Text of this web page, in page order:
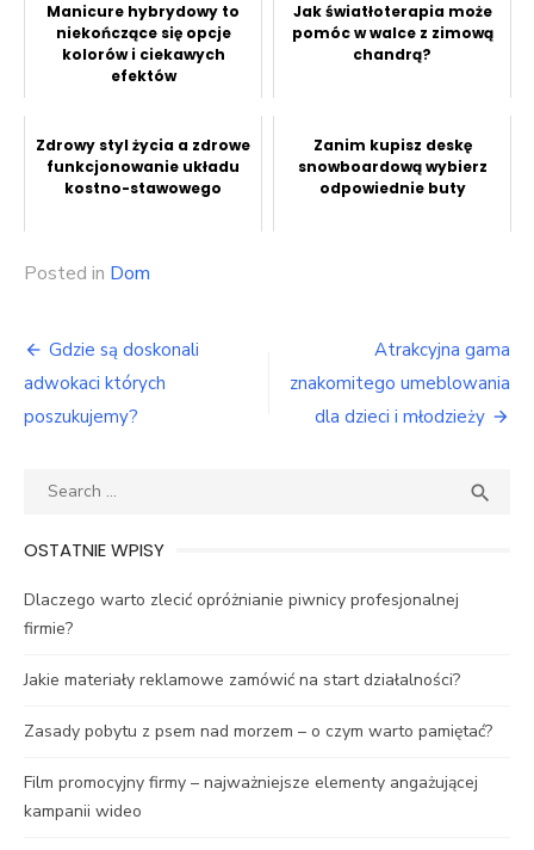
Manicure hybrydowy to
niekończące się opcje
kolorów i ciekawych
efektów
Jak światłoterapia może
pomóc w walce z zimową
chandrą?
Zdrowy styl życia a zdrowe
funkcjonowanie układu
kostno-stawowego
Zanim kupisz deskę
snowboardową wybierz
odpowiednie buty
Posted in Dom
Nawigacja
wpisu
Gdzie są doskonali
adwokaci których
poszukujemy?
Atrakcyjna gama
znakomitego umeblowania
dla dzieci i młodzieży
Search

OSTATNIE WPISY
Dlaczego warto zlecić opróżnianie piwnicy profesjonalnej
firmie?
Jakie materiały reklamowe zamówić na start działalności?
Zasady pobytu z psem nad morzem – o czym warto pamiętać?
Film promocyjny firmy – najważniejsze elementy angażującej
kampanii wideo